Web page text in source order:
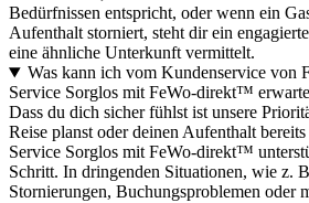
Bedürfnissen entspricht, oder wenn ein
Aufenthalt storniert, steht dir ein
eine ähnliche Unterkunft vermittelt.
Was kann ich vom Kundenservice von
Service Sorglos mit FeWo-direkt™
Dass du dich sicher fühlst ist unsere
Reise planst oder deinen Aufenthalt
Service Sorglos mit FeWo-direkt™
Schritt. In dringenden Situationen, wie z.
Stornierungen, Buchungsproblemen oder